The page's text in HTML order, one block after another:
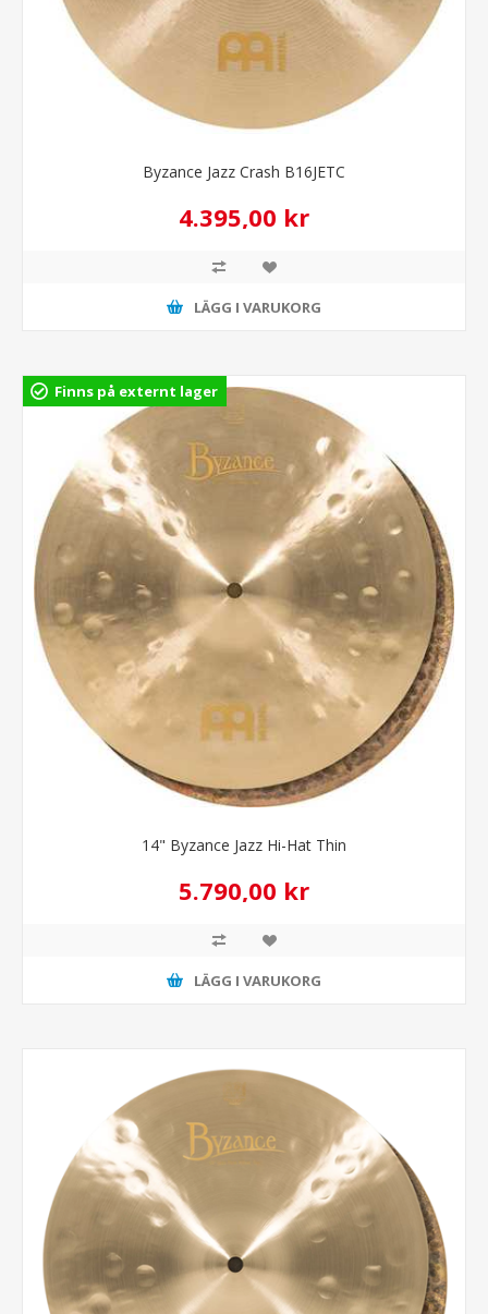
Byzance Jazz Crash B16JETC
4.395,00 kr
LÄGG I VARUKORG
Finns på externt lager
14" Byzance Jazz Hi-Hat Thin
5.790,00 kr
LÄGG I VARUKORG